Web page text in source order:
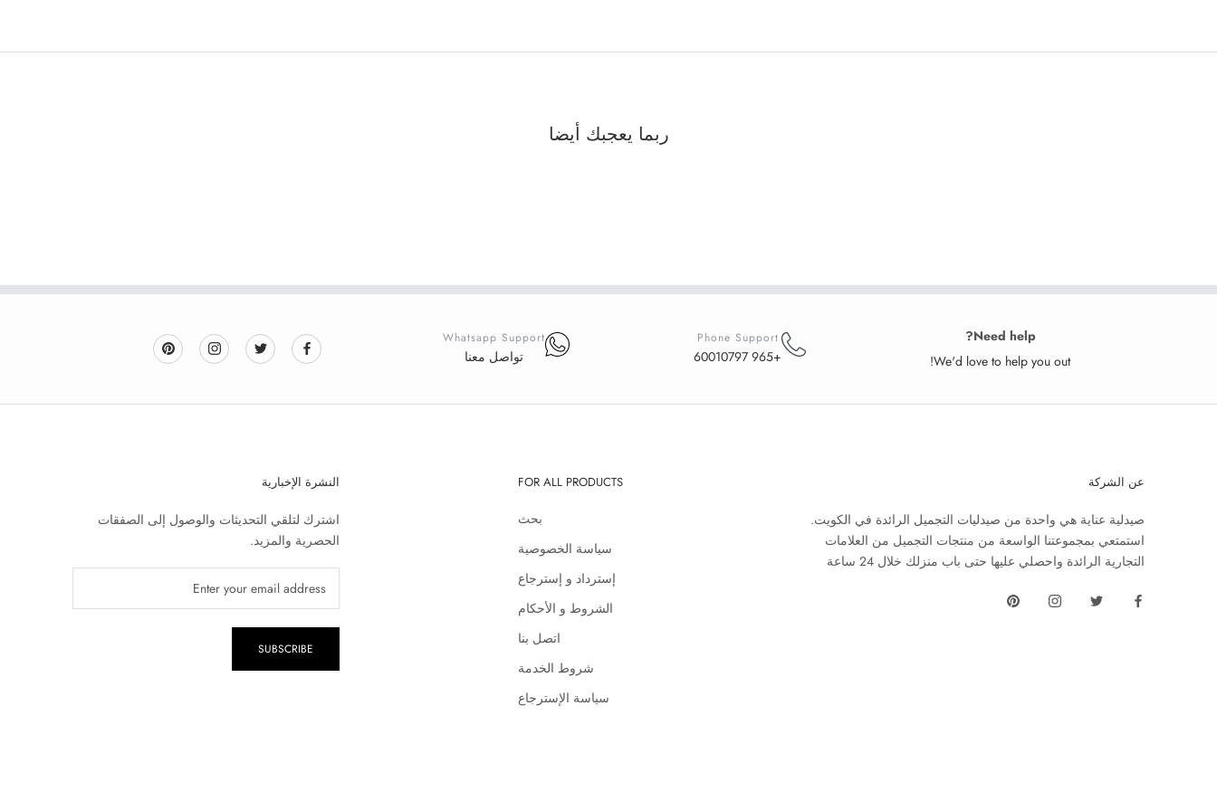
ربما يعجبك أيضا
Need help?
We'd love to help you out!
Phone Support
+965 60010797
Whatsapp Support
تواصل معنا
عن الشركة
صيدلية عناية هي واحدة من صيدليات التجميل الرائدة في الكويت.
استمتعي بمجموعتنا الواسعة من منتجات التجميل من العلامات
التجارية الرائدة واحصلي عليها حتى باب منزلك خلال 24 ساعة
FOR ALL PRODUCTS
بحث
سياسة الخصوصية
إسترداد و إسترجاع
الشروط و الأحكام
اتصل بنا
شروط الخدمة
سياسة الإسترجاع
النشرة الإخبارية
اشترك لتلقي التحديثات والوصول إلى الصفقات
الحصرية والمزيد.
SUBSCRIBE